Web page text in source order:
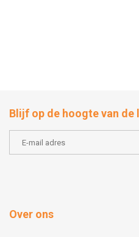
Blijf op de hoogte van
Over ons